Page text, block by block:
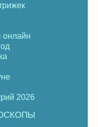
онлайн
2026